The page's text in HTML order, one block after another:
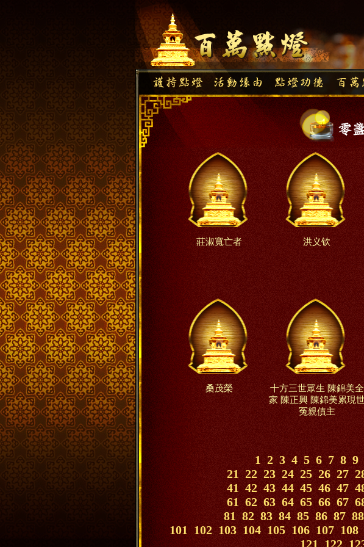
莊淑寬亡者 洪义钦
桑茂榮
十方三世眾生 陳錦美全
家 陳正興 陳錦美累現
冤親債主
1 2 3 4 5 6 7 8 9
21 22 23 24 25 26 27
41 42 43 44 45 46 47
61 62 63 64 65 66 67
81 82 83 84 85 86 87 88
101 102 103 104 105 106 107 108
121
122